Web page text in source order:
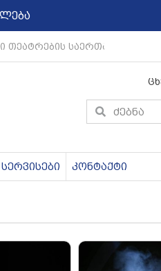
საერთაშორისო
სერვისები კონტაქტი